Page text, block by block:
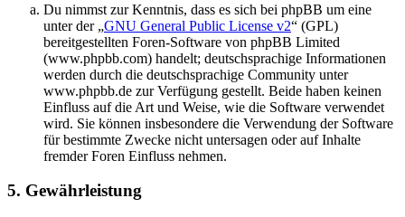
Du nimmst zur Kenntnis, dass es sich bei phpBB um eine
unter der „GNU General Public License v2“ (GPL)
bereitgestellten Foren-Software von phpBB Limited
(www.phpbb.com) handelt; deutschsprachige Informationen
werden durch die deutschsprachige Community unter
www.phpbb.de zur Verfügung gestellt. Beide haben keinen
Einfluss auf die Art und Weise, wie die Software verwendet
wird. Sie können insbesondere die Verwendung der Software
für bestimmte Zwecke nicht untersagen oder auf Inhalte
fremder Foren Einfluss nehmen.
5. Gewährleistung